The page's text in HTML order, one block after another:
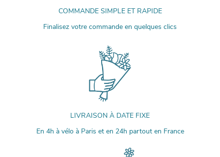
COMMANDE SIMPLE ET RAPIDE
Finalisez votre commande en quelques clics
LIVRAISON À DATE FIXE
En 4h à vélo à Paris et en 24h partout en France